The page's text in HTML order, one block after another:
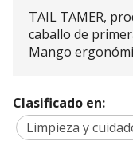
TAIL TAMER,
caballo de
Mango
Clasificado en:
Limpieza y